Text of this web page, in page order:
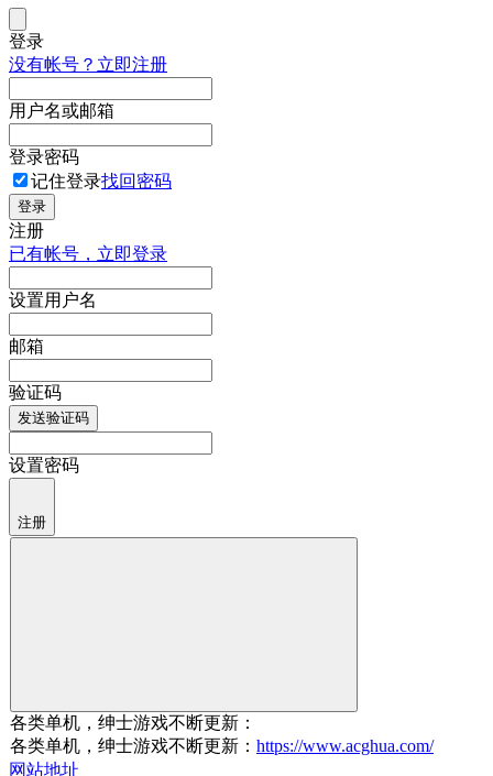
登录
没有帐号？立即注册
用户名或邮箱
登录密码
记住登录找回密码
登录
注册
已有帐号，立即登录
设置用户名
邮箱
验证码
发送验证码
设置密码
注册
各类单机，绅士游戏不断更新：
各类单机，绅士游戏不断更新： https://www.acghua.com/
网站地址